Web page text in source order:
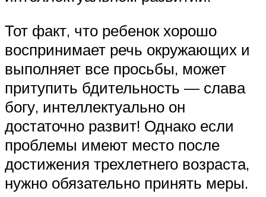
Тот факт, что ребенок хорошо
воспринимает речь окружающих и
выполняет все просьбы, может
притупить бдительность — слава
богу, интеллектуально он
достаточно развит! Однако если
проблемы имеют место после
достижения трехлетнего возраста,
нужно обязательно принять меры.